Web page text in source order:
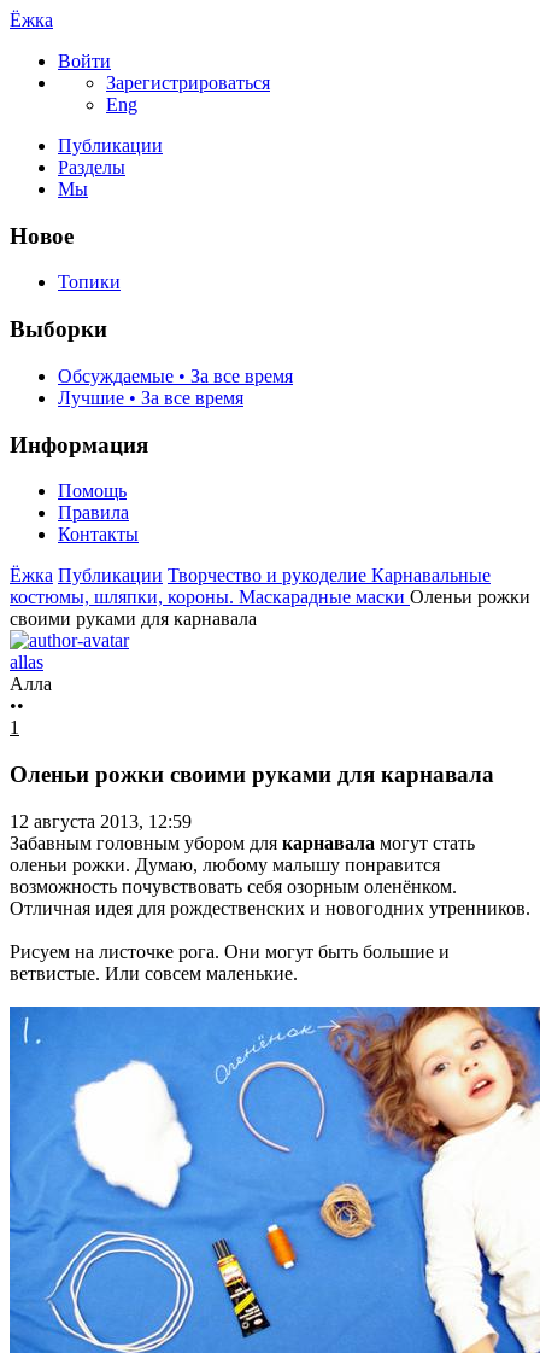
Ёжка
Войти
Зарегистрироваться
Eng
Публикации
Разделы
Мы
Новое
Топики
Выборки
Обсуждаемые • За все время
Лучшие • За все время
Информация
Помощь
Правила
Контакты
Ёжка Публикации Творчество и рукоделие Карнавальные
костюмы, шляпки, короны. Маскарадные маски Оленьи рожки
своими руками для карнавала
allas
Алла
••
1
Оленьи рожки своими руками для карнавала
12 августа 2013, 12:59
Забавным головным убором для карнавала могут стать
оленьи рожки. Думаю, любому малышу понравится
возможность почувствовать себя озорным оленёнком.
Отличная идея для рождественских и новогодних утренников.
Рисуем на листочке рога. Они могут быть большие и
ветвистые. Или совсем маленькие.